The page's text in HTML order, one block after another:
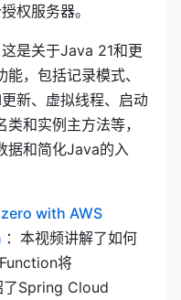
权服务器。
new window)
这是关于Java 21和更
，包括记录模式、
新、虚拟线程、启动
和实例主方法等，
据和简化Java的入
with AWS
(opens new window)
：本视频讲解了如何
将
Spring Cloud